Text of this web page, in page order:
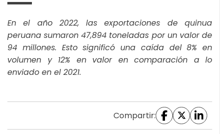
En el año 2022, las exportaciones de quinua
peruana sumaron 47,894 toneladas por un valor de
94 millones. Esto significó una caída del 8% en
volumen y 12% en valor en comparación a lo
enviado en el 2021.
Compartir: